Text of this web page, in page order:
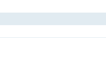
della famiglia Weasley, nello